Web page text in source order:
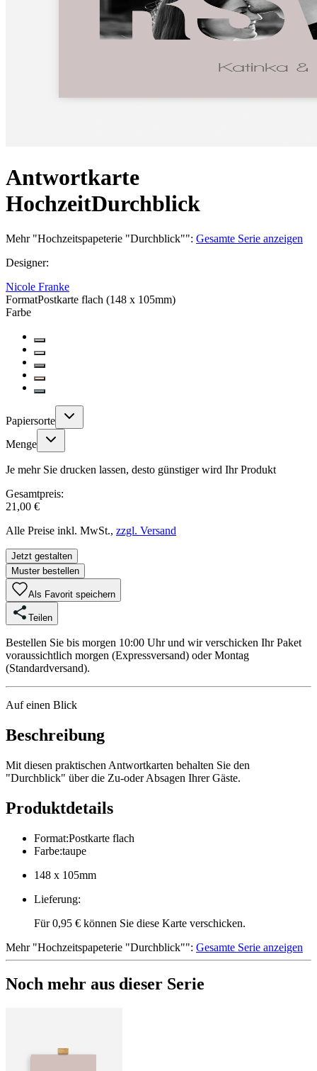
Antwortkarte
HochzeitDurchblick
Mehr"Hochzeitspapeterie "Durchblick"": Gesamte Serie anzeigen
Designer:
Nicole Franke
FormatPostkarte flach (148 x 105mm)
Farbe
Papiersorte
Menge
Je mehr Sie drucken lassen, desto günstiger wird Ihr Produkt
Gesamtpreis:
21,00 €
Alle Preise inkl. MwSt., zzgl. Versand
Jetzt gestalten
Muster bestellen
Als Favorit speichern
Teilen
Bestellen Sie bis morgen 10:00 Uhr und wir verschicken Ihr Paket
voraussichtlich morgen (Expressversand) oder Montag
(Standardversand).
Auf einen Blick
Beschreibung
Mit diesen praktischen Antwortkarten behalten Sie den
"Durchblick" über die Zu-oder Absagen Ihrer Gäste.
Produktdetails
Format:Postkarte flach
Farbe:taupe
148 x 105mm
Lieferung:
Für 0,95 € können Sie diese Karte verschicken.
Mehr"Hochzeitspapeterie "Durchblick"": Gesamte Serie anzeigen
Noch mehr aus dieser Serie